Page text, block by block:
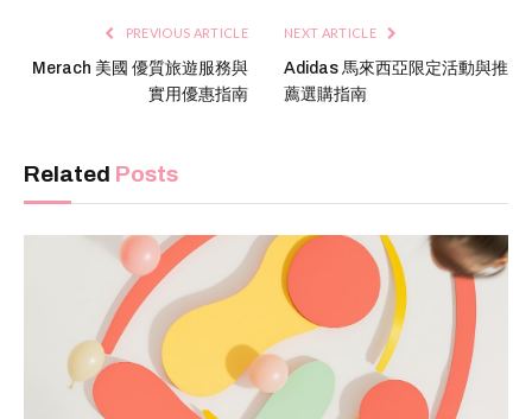
PREVIOUS ARTICLE
Merach 美國 優質旅遊服務與
實用優惠指南
NEXT ARTICLE
Adidas 馬來西亞限定活動與推
薦選購指南
Related Posts